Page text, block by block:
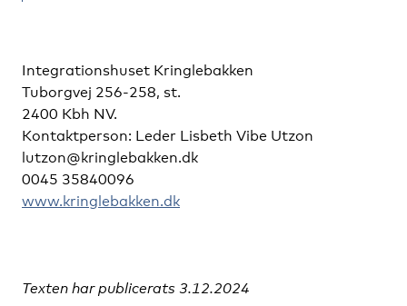
Integrationshuset Kringlebakken
Tuborgvej 256-258, st.
2400 Kbh NV.
Kontaktperson: Leder Lisbeth Vibe Utzon
lutzon@kringlebakken.dk
0045 35840096
www.kringlebakken.dk
Texten har publicerats 3.12.2024